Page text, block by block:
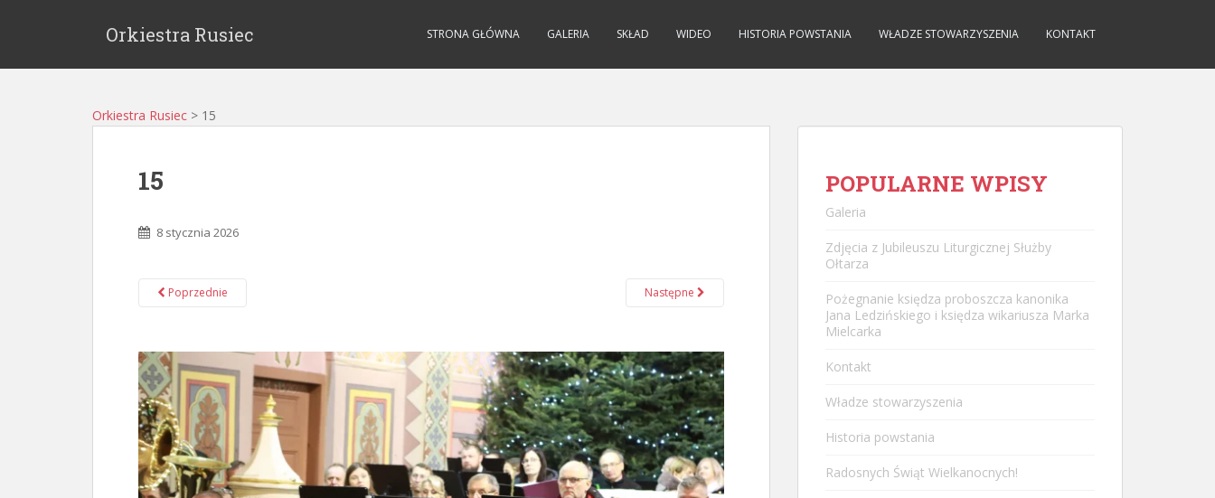
Orkiestra Rusiec STRONA GŁÓWNA GALERIA SKŁAD WIDEO HISTORIA POWSTANIA WŁADZE STOWARZYSZENIA KONTAKT
Orkiestra Rusiec > 15
15
8 stycznia 2026
Poprzednie Następne
POPULARNE WPISY
Galeria
Zdjęcia z Jubileuszu Liturgicznej Służby
Ołtarza
Pożegnanie księdza proboszcza kanonika
Jana Ledzińskiego i księdza wikariusza Marka
Mielcarka
Kontakt
Władze stowarzyszenia
Historia powstania
Radosnych Świąt Wielkanocnych!